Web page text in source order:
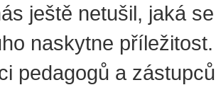
ještě netušil, jaká
naskytne
pedagogů a